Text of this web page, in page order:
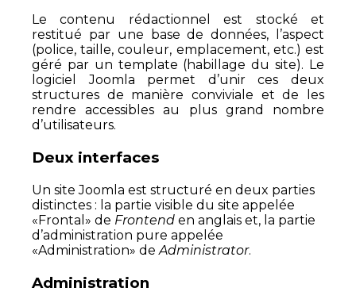
Le contenu rédactionnel est stocké et
restitué par une base de données, l’aspect
(police, taille, couleur, emplacement, etc.) est
géré par un template (habillage du site). Le
logiciel Joomla permet d’unir ces deux
structures de manière conviviale et de les
rendre accessibles au plus grand nombre
d’utilisateurs.
Deux interfaces
Un site Joomla est structuré en deux parties
distinctes : la partie visible du site appelée
«Frontal» de Frontend en anglais et, la partie
d’administration pure appelée
«Administration» deAdministrator.
Administration